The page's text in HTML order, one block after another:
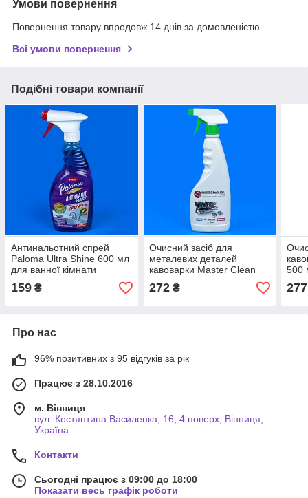
Умови повернення
Повернення товару впродовж 14 днів за домовленістю
Всі умови повернення
Подібні товари компанії
Антинальотний спрей
Paloma Ultra Shine 600 мл
для ванної кімнати
159 ₴
Очисний засіб для
металевих деталей
кавоварки Master Clean
500 мл
272₴
500
277
Про нас
96% позитивних з 95 відгуків за рік
Працює з 28.10.2016
м. Вінниця
вул. Костянтина Василенка, 16, 4 поверх, Вінниця,
Україна
Контакти
Сьогодні працює з 09:00 до 18:00
Показати весь графік роботи